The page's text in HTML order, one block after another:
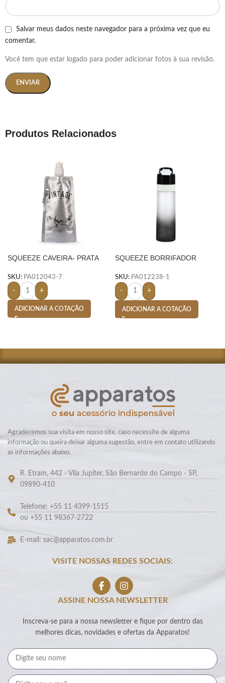
Salvar meus dados neste navegador para a próxima vez que eu
comentar.
Você tem que estar logado para poder adicionar fotos à sua revisão.
Produtos Relacionados
SQUEEZE CAVEIRA- PRATA
SKU: PA012043-7
- +
ADICIONAR A COTAÇÃO
SQUEEZE BORRIFADOR
SKU: PA012238-1
- +
ADICIONAR A COTAÇÃO
Agradecemos sua visita em nosso site, caso necessite de alguma
informação ou queira deixar alguma sugestão, entre em contato utilizando
as informações abaixo.
R. Etram, 442 - Vila Jupiter, São Bernardo do Campo - SP,
09890-410
Telefone: +55 11 4399-1515
ou +55 11 98367-2722
E-mail: sac@apparatos.com.br
VISITE NOSSAS REDES SOCIAIS:
ASSINE NOSSA NEWSLETTER
Inscreva-se para a nossa newsletter e fique por dentro das
melhores dicas, novidades e ofertas da Apparatos!